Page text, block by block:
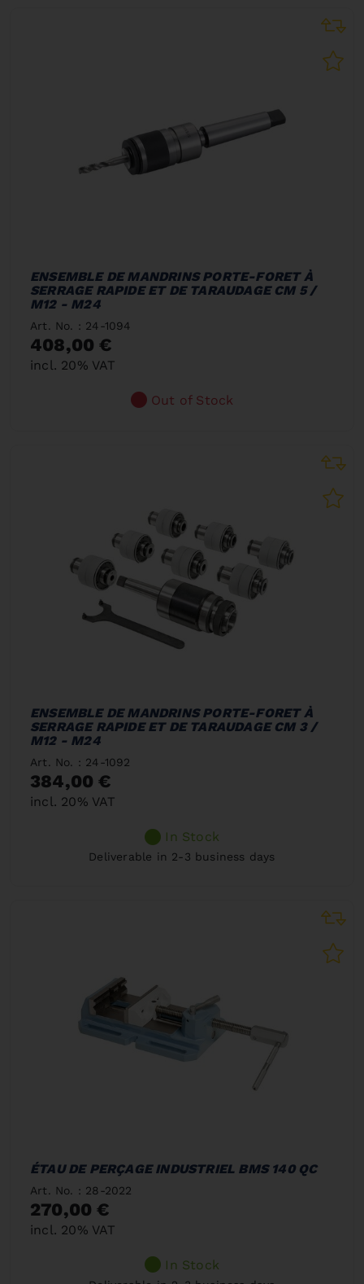
ENSEMBLE DE MANDRINS PORTE-FORET À
SERRAGE RAPIDE ET DE TARAUDAGE CM 5 /
M12 - M24
Art. No. : 24-1094
408,00 €
incl. 20% VAT
Out of Stock
ENSEMBLE DE MANDRINS PORTE-FORET À
SERRAGE RAPIDE ET DE TARAUDAGE CM 3 /
M12 - M24
Art. No. : 24-1092
384,00 €
incl. 20% VAT
In Stock
Deliverable in 2-3 business days
ÉTAU DE PERÇAGE INDUSTRIEL BMS 140 QC
Art. No. : 28-2022
270,00 €
incl. 20% VAT
In Stock